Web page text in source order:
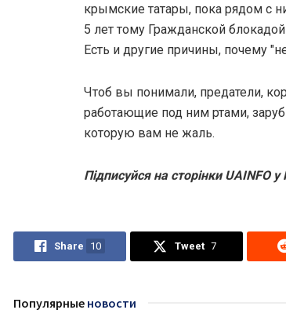
крымские татары, пока рядом с
5 лет тому Гражданской
Есть и другие причины, почему
Чтоб вы понимали, предатели,
работающие под ним ртами,
которую вам не жаль.
Підписуйся на сторінки UAINFO
Share 10 Tweet 7
Популярные новости